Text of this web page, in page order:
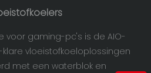
voor gaming-pc's is de AIO-
vloeistofkoeloplossingen
met een waterblok en